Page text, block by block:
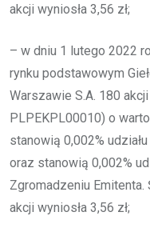
akcji wyniosła 3,56 zł;
– w dniu 1 lutego 2022
rynku podstawowym
Warszawie S.A. 180
PLPEKPL00010) o
stanowią 0,002%
oraz stanowią 0,002%
Zgromadzeniu
akcji wyniosła 3,56 zł;